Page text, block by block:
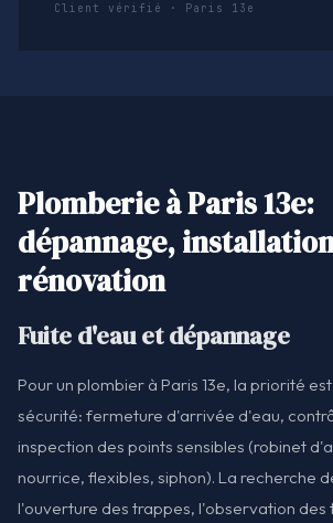
Client vérifié · Paris 13e
Plomberie à Paris 13e:
dépannage,
rénovation
Fuite d'eau et dépannage
Pour un plombier à Paris 13e, la priorité
sécurité: fermeture d'arrivée d'eau,
inspection des points sensibles (robinet
nourrice, flexibles, siphon). La recherche
l'ouverture des trappes, l'observation des